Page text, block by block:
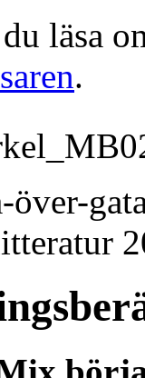
läsa
.
över-